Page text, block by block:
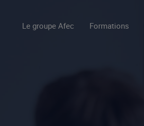
Le groupe Afec Formations